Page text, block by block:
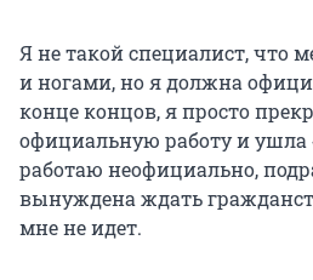
Я не такой специалист, что
и ногами, но я должна
конце концов, я просто
официальную работу и ушла
работаю неофициально,
вынуждена ждать
мне не идет.